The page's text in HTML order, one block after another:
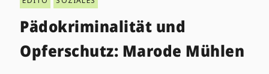
Pädokriminalität und
Opferschutz: Marode Mühlen